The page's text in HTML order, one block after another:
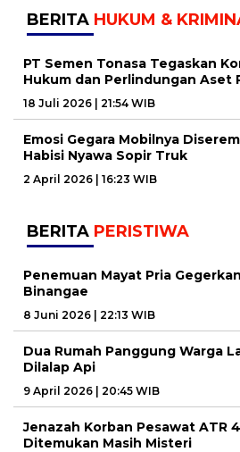
BERITA HUKUM &
PT Semen Tonasa Tegaskan
Hukum dan Perlindungan Aset
18 Juli 2026 | 21:54 WIB
Emosi Gegara Mobilnya
Habisi Nyawa Sopir Truk
2 April 2026 | 16:23 WIB
BERITA PERISTIWA
Penemuan Mayat Pria
Binangae
8 Juni 2026 | 22:13 WIB
Dua Rumah Panggung Warga
Dilalap Api
9 April 2026 | 20:45 WIB
Jenazah Korban Pesawat ATR
Ditemukan Masih Misteri